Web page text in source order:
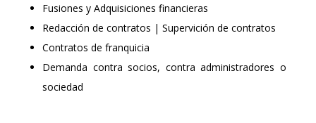
Fusiones y Adquisiciones financieras
Redacción de contratos | Supervición de contratos
Contratos de franquicia
Demanda contra socios, contra administradores o
sociedad